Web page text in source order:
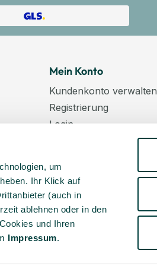
um
Ihr Klick auf
(auch in
ablehnen oder in den
und Ihren
Impressum.
Mein Konto
Kundenkonto verwalten
Registrierung
Login
Kundenkonto aktivieren